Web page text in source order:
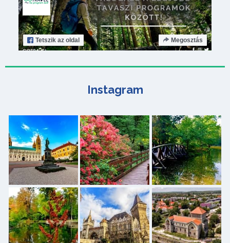
Tetszik az oldal Megosztás
Instagram